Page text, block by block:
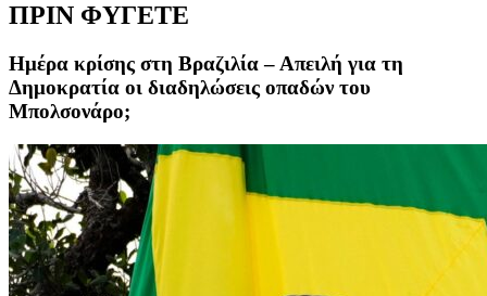
ΠΡΙΝ ΦΥΓΕΤΕ
Ημέρα κρίσης στη Βραζιλία – Απειλή για τη
Δημοκρατία οι διαδηλώσεις οπαδών του
Μπολσονάρο;